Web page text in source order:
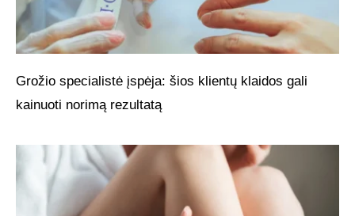
Grožio specialistė įspėja: šios klientų klaidos gali
kainuoti norimą rezultatą